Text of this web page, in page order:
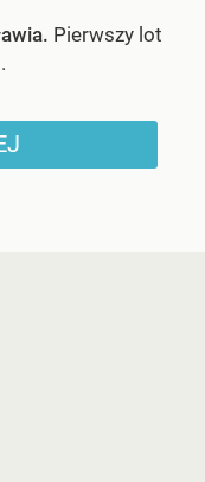
Pierwszy lot